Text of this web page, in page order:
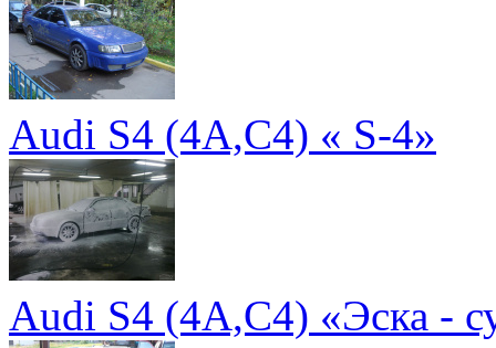
Audi S4 (4A,C4) « S-4»
Audi S4 (4A,C4) «Эска -